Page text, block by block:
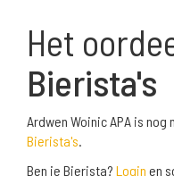
Het
Bierista's
Ardwen Woinic APA is
Bierista's.
Ben je Bierista? Login en